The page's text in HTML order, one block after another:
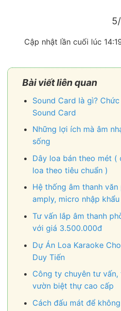
Cập nhật lần cuối lúc
Bài viết liên quan
Sound Card là gì?
Sound Card
Những lợi ích mà âm
sống
Dây loa bán theo mét (
loa theo tiêu chuẩn )
Hệ thống âm thanh
amply, micro nhập khẩu
Tư vấn lắp âm thanh
với giá 3.500.000đ
Dự Án Loa Karaoke
Duy Tiến
Công ty chuyên tư
vườn biệt thự cao cấp
Cách đấu mát để